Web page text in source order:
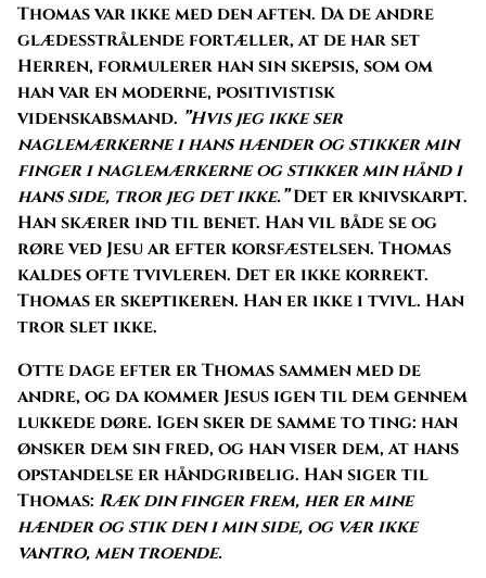
Thomas var ikke med den aften. Da de andre
glædesstrålende fortæller, at de har set
Herren, formulerer han sin skepsis, som om
han var en moderne, positivistisk
videnskabsmand. ”Hvis jeg ikke ser
naglemærkerne i hans hænder og stikker min
finger i naglemærkerne og stikker min hånd i
hans side, tror jeg det ikke.”Det er knivskarpt.
Han skærer ind til benet. Han vil både se og
røre ved Jesu ar efter korsfæstelsen. Thomas
kaldes ofte tvivleren. Det er ikke korrekt.
Thomas er skeptikeren. Han er ikke i tvivl. Han
tror slet ikke.
Otte dage efter er Thomas sammen med de
andre, og da kommer Jesus igen til dem gennem
lukkede døre. Igen sker de samme to ting: han
ønsker dem sin fred, og han viser dem, at hans
opstandelse er håndgribelig. Han siger til
Thomas: Ræk din finger frem, her er mine
hænder og stik den i min side, og vær ikke
vantro, men troende.